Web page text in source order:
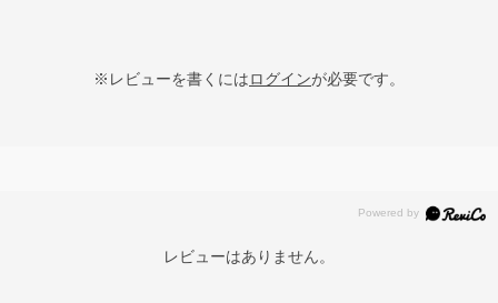
※レビューを書くにはログインが必要です。
レビューはありません。